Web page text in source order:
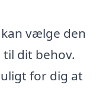
vælge den
dit behov.
for dig at